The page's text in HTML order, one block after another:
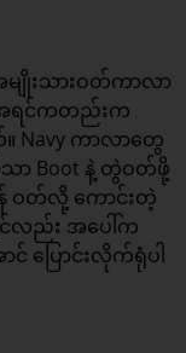
ျိုးသားဝတ်ကာလာ
အရင်ကတည်းက
Navy ကာလာတွေ
ာ Boot နဲ့ တွဲဝတ်ဖို့
န် ဝတ်လို့ ကောင်းတဲ့
င်လည်း အပေါ်က
ပြောင်းလိုက်ရုံပါ